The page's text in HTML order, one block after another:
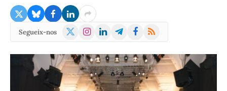
Segueix-nos
X
Instagram
LinkedInTelegramFacebook
RSS